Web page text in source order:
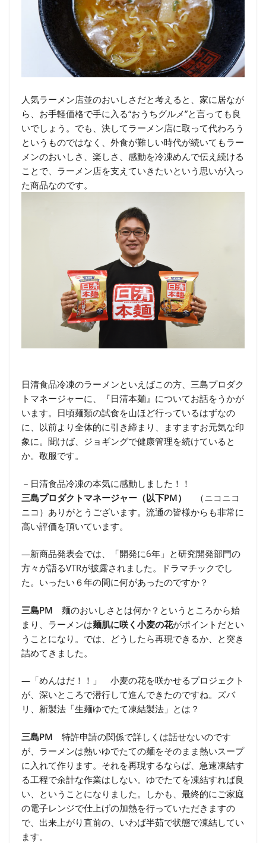
人気ラーメン店並のおいしさだと考えると、家に居なが
ら、お手軽価格で手に入る“おうちグルメ”と言っても良
いでしょう。でも、決してラーメン店に取って代わろう
というものではなく、外食が難しい時代が続いてもラー
メンのおいしさ、楽しさ、感動を冷凍めんで伝え続ける
ことで、ラーメン店を支えていきたいという思いが入っ
た商品なのです。
日清食品冷凍のラーメンといえばこの方、三島プロダク
トマネージャーに、『日清本麺』についてお話をうかが
います。日頃麺類の試食を山ほど行っているはずなの
に、以前より全体的に引き締まり、ますますお元気な印
象に。聞けば、ジョギングで健康管理を続けていると
か。敬服です。
－日清食品冷凍の本気に感動しました！！
三島プロダクトマネージャー（以下PM）
（ニコニコ
ニコ）ありがとうございます。流通の皆様からも非常に
高い評価を頂いています。
―新商品発表会では、「開発に6年」と研究開発部門の
方々が語るVTRが披露されました。ドラマチックでし
た。いったい６年の間に何があったのですか？
三島PM 麺のおいしさとは何か？というところから始
まり、ラーメンは麺肌に咲く小麦の花がポイントだとい
うことになり。では、どうしたら再現できるか、と突き
詰めてきました。
―「めんはだ！！」 小麦の花を咲かせるプロジェクト
が、深いところで潜行して進んできたのですね。ズバ
リ、新製法「生麺ゆでたて凍結製法」とは？
三島PM 特許申請の関係で詳しくは話せないのです
が、ラーメンは熱いゆでたての麺をそのまま熱いスープ
に入れて作ります。それを再現するならば、急速凍結す
る工程で余計な作業はしない。ゆでたてを凍結すれば良
い、ということになりました。しかも、最終的にご家庭
の電子レンジで仕上げの加熱を行っていただきますの
で、出来上がり直前の、いわば半茹で状態で凍結してい
ます。